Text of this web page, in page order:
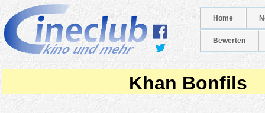
Home
Bewerten
Khan Bonfils